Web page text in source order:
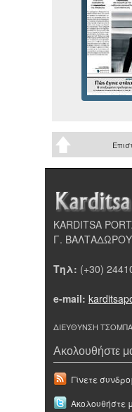
KARDITSA
Γ. ΒΑΛΤΑΔΩΡΟΥ
Τηλ: (+30)
e-mail:
ΔΙΕΥΘΥΝΣΗ
Ακολουθήστε
Γίνετε
Ακολουθήστε